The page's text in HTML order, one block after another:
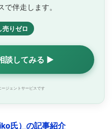
で伴走します。
売りゼロ
談してみる ▶
ージェントサービスです
氏）の記事紹介